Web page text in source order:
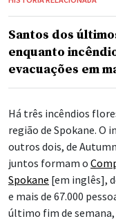
Santos dos
enquanto
evacuações em
Há três incêndios
região de Spokane. O
outros dois, de
juntos formam o
Spokane [em inglês],
e mais de 67.000
último fim de semana,